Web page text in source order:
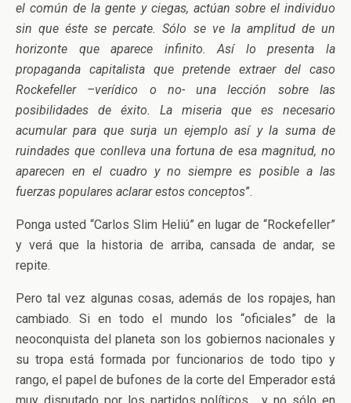
el común de la gente y ciegas, actúan sobre el individuo
sin que éste se percate. Sólo se ve la amplitud de un
horizonte que aparece infinito. Así lo presenta la
propaganda capitalista que pretende extraer del caso
Rockefeller –verídico o no- una lección sobre las
posibilidades de éxito. La miseria que es necesario
acumular para que surja un ejemplo así y la suma de
ruindades que conlleva una fortuna de esa magnitud, no
aparecen en el cuadro y no siempre es posible a las
fuerzas populares aclarar estos conceptos”.
Ponga usted “Carlos Slim Heliú” en lugar de “Rockefeller”
y verá que la historia de arriba, cansada de andar, se
repite.
Pero tal vez algunas cosas, además de los ropajes, han
cambiado. Si en todo el mundo los “oficiales” de la
neoconquista del planeta son los gobiernos nacionales y
su tropa está formada por funcionarios de todo tipo y
rango, el papel de bufones de la corte del Emperador está